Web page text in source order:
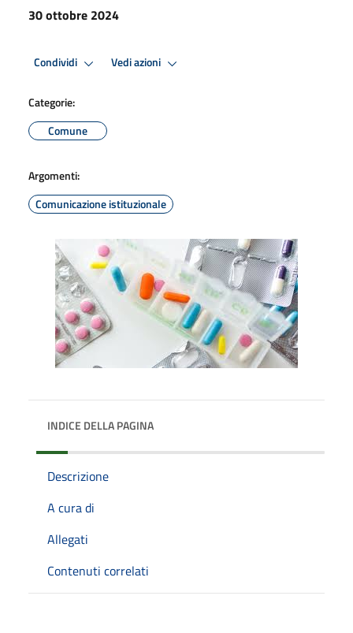
30 ottobre 2024
Condividi Vedi azioni
Categorie:
Comune
Argomenti:
Comunicazione istituzionale
INDICE DELLA PAGINA
Descrizione
A cura di
Allegati
Contenuti correlati